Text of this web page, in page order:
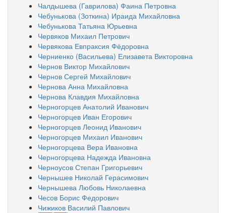
Чалдышева (Гаврилова) Фаина Петровна
Чебунькова (Зоткина) Ираида Михайловна
Чебунькова Татьяна Юрьевна
Червяков Михаил Петрович
Червякова Евпраксия Фёдоровна
Черниенко (Васильева) Елизавета Викторовна
Чернов Виктор Михайлович
Чернов Сергей Михайлович
Чернова Анна Михайловна
Чернова Клавдия Михайловна
Черногорцев Анатолий Иванович
Черногорцев Иван Егорович
Черногорцев Леонид Иванович
Черногорцев Михаил Иванович
Черногорцева Вера Ивановна
Черногорцева Надежда Ивановна
Черноусов Степан Григорьевич
Чернышев Николай Герасимович
Чернышева Любовь Николаевна
Чесов Борис Федорович
Чижиков Василий Павлович